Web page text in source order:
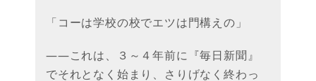
「コーは学校の校でエツは門構えの」
――これは、３～４年前に『毎日新聞』
でそれとなく始まり、さりげなく終わっ